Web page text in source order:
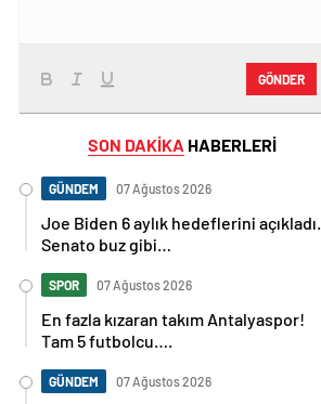
GÖNDER
SON DAKİKA HABERLERİ
GÜNDEM 07 Ağustos 2026
Joe Biden 6 aylık hedeflerini açıkladı.
Senato buz gibi…
SPOR 07 Ağustos 2026
En fazla kızaran takım Antalyaspor!
Tam 5 futbolcu….
GÜNDEM 07 Ağustos 2026